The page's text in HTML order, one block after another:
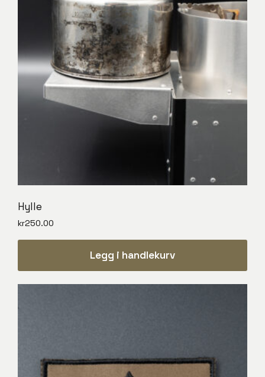
varianter.
Alternativene
velges
på
produktsiden
Hylle
kr250.00
Legg i handlekurv